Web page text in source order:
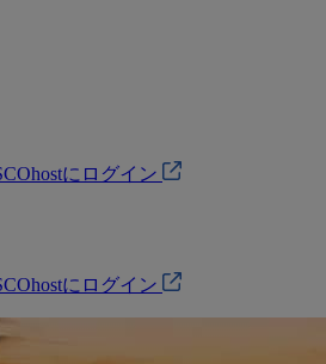
にログイン
にログイン